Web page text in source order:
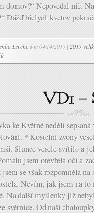
domov?“ Nepovedal nič.
Dážď bielych kvetov
Lerchedne 04/14/2019 | 2019
ke Květné neděli
* Kostelní zvony
Slunce vesele svítilo a
jsem otevřela oči a
jsem se však rozpomněla
Nevím, jak jsem na
Na další myšlenky již
světnice. Od naší